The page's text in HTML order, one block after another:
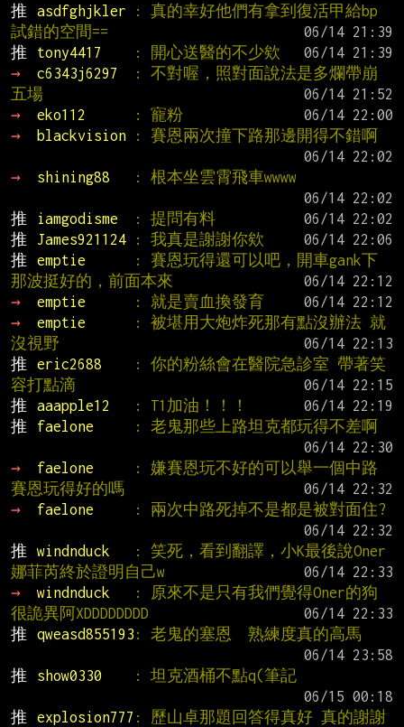
推
asdfghjkler
: 真的幸好他們有拿到復活甲給bp
試錯的空間==
推
tony4417 : 開心送醫的不少欸
→
c6343j6297
: 不對喔，照對面說法是多爛帶崩
五場
→
eko112 : 寵粉
→
blackvision
: 賽恩兩次撞下路那邊開得不錯啊
→
shining88
: 根本坐雲霄飛車wwww
推
iamgodisme : 提問有料
推
James921124 : 我真是謝謝你欸
推
emptie
: 賽恩玩得還可以吧，開車gank下
那波挺好的，前面本來
→
emptie : 就是賣血換發育
→
emptie
: 被堪用大炮炸死那有點沒辦法 就
沒視野
推
eric2688
: 你的粉絲會在醫院急診室 帶著笑
容打點滴
推
aaapple12 : T1加油！！！
推
faelone
: 老鬼那些上路坦克都玩得不差啊
→
faelone
: 嫌賽恩玩不好的可以舉一個中路
賽恩玩得好的嗎
→
faelone
: 兩次中路死掉不是都是被對面住?
推
windnduck
: 笑死，看到翻譯，小K最後說Oner
娜菲芮終於證明自己w
→
windnduck
: 原來不是只有我們覺得Oner的狗
很詭異阿XDDDDDDDD
推
qweasd855193 : 老鬼的塞恩  熟練度真的高馬
推
show0330
: 坦克酒桶不點q(筆記
推
explosion777 : 歷山卓那題回答得真好 真的謝謝